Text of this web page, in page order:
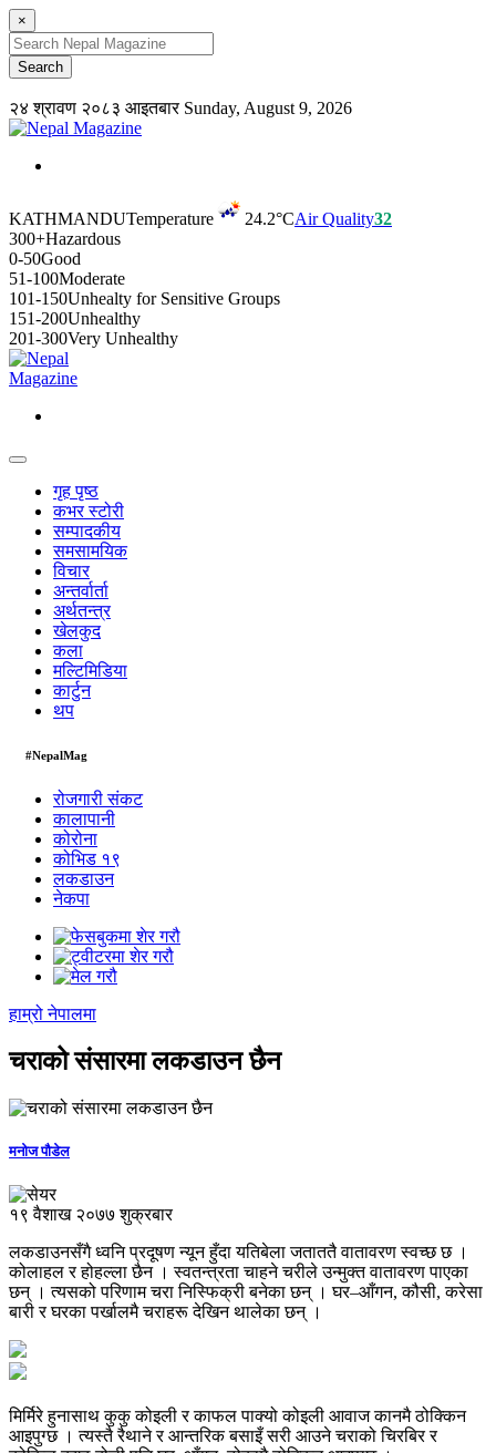
×
२४ श्रावण २०८३ आइतबारSunday, August 9, 2026
KATHMANDUTemperature 24.2°CAir Quality32
300+Hazardous
0-50Good
51-100Moderate
101-150Unhealty for Sensitive Groups
151-200Unhealthy
201-300Very Unhealthy
गृह पृष्ठ
कभर स्टोरी
सम्पादकीय
समसामयिक
विचार
अन्तर्वार्ता
अर्थतन्त्र
खेलकुद
कला
मल्टिमिडिया
कार्टुन
थप
#NepalMag
रोजगारी संकट
कालापानी
कोरोना
कोभिड १९
लकडाउन
नेकपा
हाम्रो नेपालमा
चराको संसारमा लकडाउन छैन
मनोज पौडेल
१९ वैशाख २०७७ शुक्रबार
लकडाउनसँगै ध्वनि प्रदूषण न्यून हुँदा यतिबेला जताततै वातावरण स्वच्छ छ ।
कोलाहल र होहल्ला छैन । स्वतन्त्रता चाहने चरीले उन्मुक्त वातावरण पाएका
छन् । त्यसको परिणाम चरा निस्फिक्री बनेका छन् । घर–आँगन, कौसी, करेसा
बारी र घरका पर्खालमै चराहरू देखिन थालेका छन् ।
मिर्मिरे हुनासाथ कुकु कोइली र काफल पाक्यो कोइली आवाज कानमै ठोक्किन
आइपुग्छ । त्यस्तै रैथाने र आन्तरिक बसाइँ सरी आउने चराको चिरबिर र